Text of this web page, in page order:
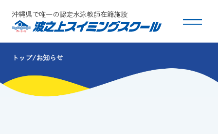
沖縄県で唯一の認定水泳教師在籍施設
スクールについて
コース・クラス紹介
トップ お知らせ